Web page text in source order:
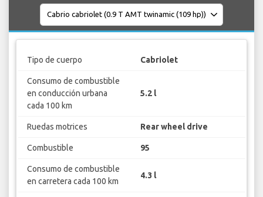
Tipo de cuerpo Cabriolet
Consumo de combustible
en conducción urbana
cada 100 km
5.2 l
Ruedas motrices Rear wheel drive
Combustible 95
Consumo de combustible
en carretera cada 100 km
4.3 l